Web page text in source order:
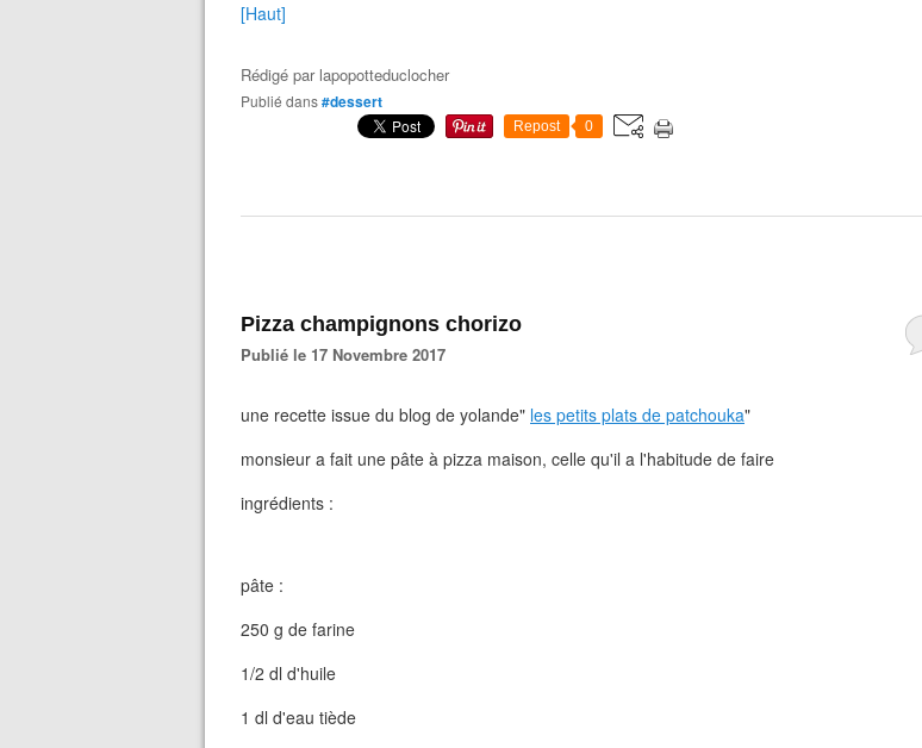
[Haut]
Rédigé par lapopotteduclocher
Publié dans#dessert
Repost 0
Pizza champignons chorizo
Publié le 17 Novembre 2017
une recette issue du blog de yolande" les petits plats de patchouka"
monsieur a fait une pâte à pizza maison, celle qu'il a l'habitude de faire
ingrédients :
pâte :
250 g de farine
1/2 dl d'huile
1 dl d'eau tiède